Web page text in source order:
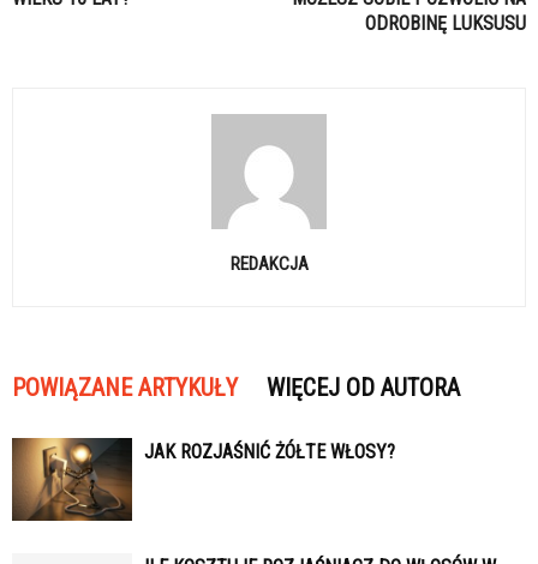
ODROBINĘ LUKSUSU
REDAKCJA
POWIĄZANE ARTYKUŁY WIĘCEJ OD AUTORA
JAK ROZJAŚNIĆ ŻÓŁTE WŁOSY?